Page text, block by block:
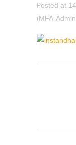
Posted at
(MFA-